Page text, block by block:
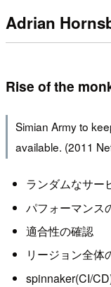
Adrian
Rise of the
Simian Army to
available. (2011
ランダムなサー
パフォーマンス
適合性の確認
リージョン全体
spinnaker(CI/